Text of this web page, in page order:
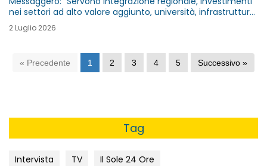
nei settori ad alto valore aggiunto, università, infrastrutture
e innovazione per rendere il territorio più competitivo`
2 Luglio 2026
« Precedente 1 2 3 4 5 Successivo »
Tag
Intervista TV
Il Sole 24 Ore